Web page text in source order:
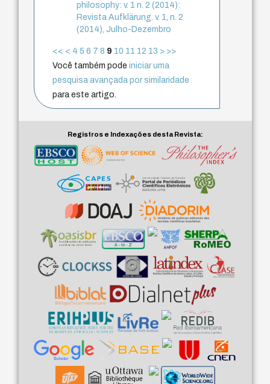
philosophy: v. 1 n. 2 (2014):
Revista Aufklärung. v. 1, n. 2
(2014), Julho-Dezembro
<< < 4 5 6 7 8 9 10 11 12 13 > >>
Você também podeiniciar uma
pesquisa avançada por similaridade
para este artigo.
Registros e Indexações desta Revista: